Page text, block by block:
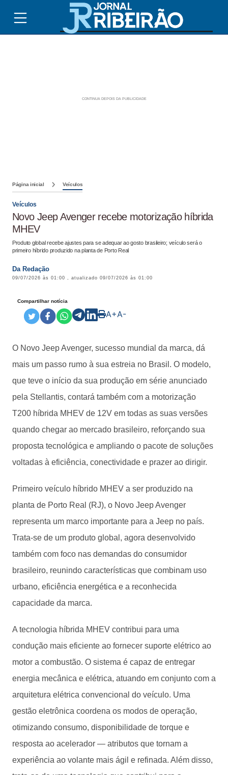
Página inicial Veículos
Veículos
Novo Jeep Avenger recebe motorização híbrida
MHEV
Produto global recebe ajustes para se adequar ao gosto brasileiro; veículo será o
primeiro híbrido produzido na planta de Porto Real
Da Redação
09/07/2026 às 01:00 , atualizado 09/07/2026 às 01:00
Compartilhar notícia
A+A-
O Novo Jeep Avenger, sucesso mundial da marca, dá
mais um passo rumo à sua estreia no Brasil. O modelo,
que teve o início da sua produção em série anunciado
pela Stellantis, contará também com a motorização
T200 híbrida MHEV de 12V em todas as suas versões
quando chegar ao mercado brasileiro, reforçando sua
proposta tecnológica e ampliando o pacote de soluções
voltadas à eficiência, conectividade e prazer ao dirigir.
Primeiro veículo híbrido MHEV a ser produzido na
planta de Porto Real (RJ), o Novo Jeep Avenger
representa um marco importante para a Jeep no país.
Trata-se de um produto global, agora desenvolvido
também com foco nas demandas do consumidor
brasileiro, reunindo características que combinam uso
urbano, eficiência energética e a reconhecida
capacidade da marca.
A tecnologia híbrida MHEV contribui para uma
condução mais eficiente ao fornecer suporte elétrico ao
motor a combustão. O sistema é capaz de entregar
energia mecânica e elétrica, atuando em conjunto com a
arquitetura elétrica convencional do veículo. Uma
gestão eletrônica coordena os modos de operação,
otimizando consumo, disponibilidade de torque e
resposta ao acelerador — atributos que tornam a
experiência ao volante mais ágil e refinada. Além disso,